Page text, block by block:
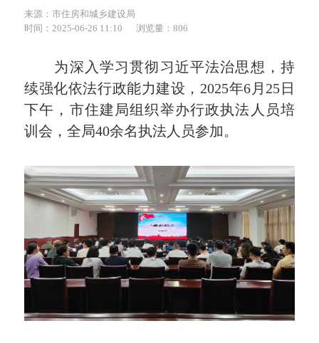
来源：市住房和城乡建设局
时间：2025-06-26 11:10
浏览量：806
为深入学习贯彻习近平法治思想，持
续强化依法行政能力建设，2025年6月25日
下午，市住建局组织举办行政执法人员培
训会，全局40余名执法人员参加。